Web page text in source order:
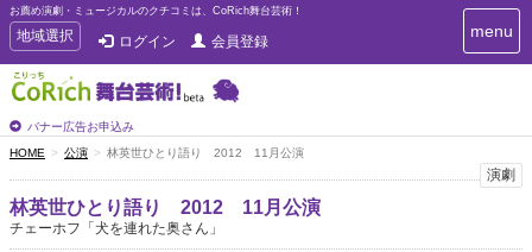
お薦め演劇・ミュージカルのクチコミは、CoRich舞台芸術！
T
o
g
g
e
n
a
v
i
g
地域選択 ログイン 会員登録
バナー広告お申込み
T
o
menu
HOME 公演 林英世ひとり語り 2012 11月公演
演劇
林英世ひとり語り 2012 11月公演
チェーホフ「犬を連れた奥さん」